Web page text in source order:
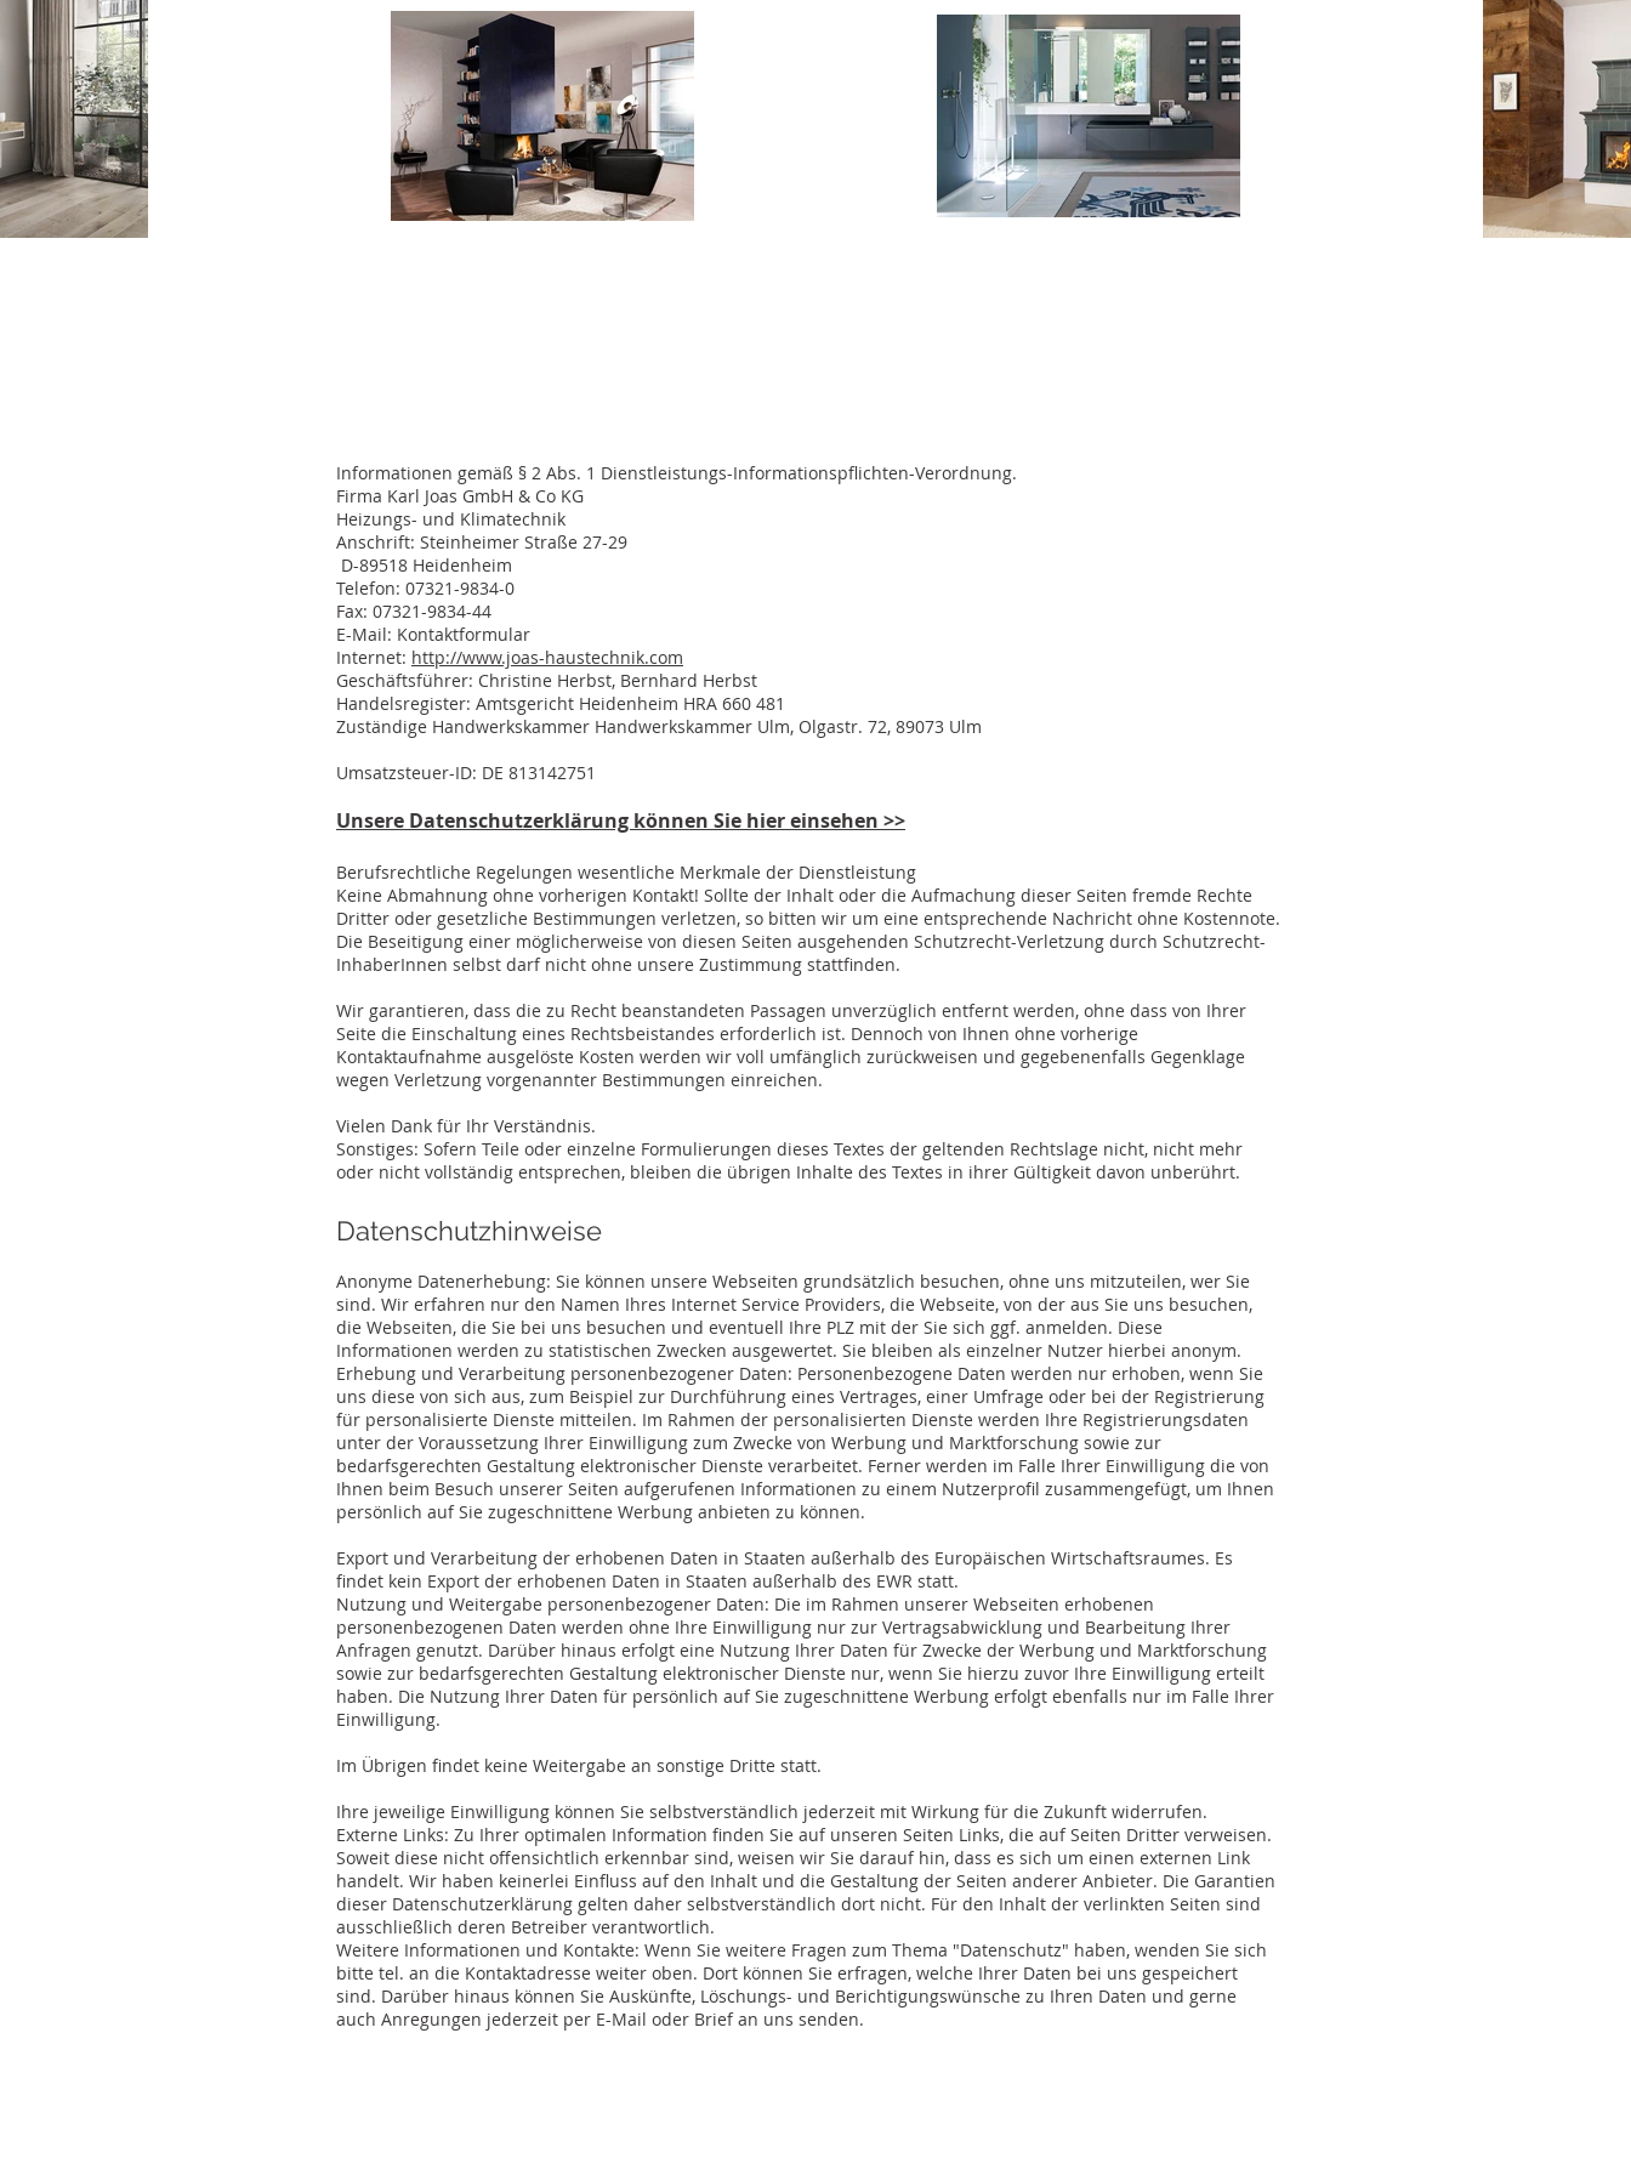
Informationen gemäß § 2 Abs. 1 Dienstleistungs-Informationspflichten-Verordnung.
Firma Karl Joas GmbH & Co KG
Heizungs- und Klimatechnik
Anschrift: Steinheimer Straße 27-29
D-89518 Heidenheim
Telefon: 07321-9834-0
Fax: 07321-9834-44
E-Mail: Kontaktformular
Internet: http://www.joas-haustechnik.com
Geschäftsführer: Christine Herbst, Bernhard Herbst
Handelsregister: Amtsgericht Heidenheim HRA 660 481
Zuständige Handwerkskammer Handwerkskammer Ulm, Olgastr. 72, 89073 Ulm
Umsatzsteuer-ID: DE 813142751
Unsere Datenschutzerklärung können Sie hier einsehen >>
Berufsrechtliche Regelungen wesentliche Merkmale der Dienstleistung
Keine Abmahnung ohne vorherigen Kontakt! Sollte der Inhalt oder die Aufmachung dieser Seiten fremde Rechte
Dritter oder gesetzliche Bestimmungen verletzen, so bitten wir um eine entsprechende Nachricht ohne Kostennote.
Die Beseitigung einer möglicherweise von diesen Seiten ausgehenden Schutzrecht-Verletzung durch Schutzrecht-
InhaberInnen selbst darf nicht ohne unsere Zustimmung stattfinden.
Wir garantieren, dass die zu Recht beanstandeten Passagen unverzüglich entfernt werden, ohne dass von Ihrer
Seite die Einschaltung eines Rechtsbeistandes erforderlich ist. Dennoch von Ihnen ohne vorherige
Kontaktaufnahme ausgelöste Kosten werden wir voll umfänglich zurückweisen und gegebenenfalls Gegenklage
wegen Verletzung vorgenannter Bestimmungen einreichen.
Vielen Dank für Ihr Verständnis.
Sonstiges: Sofern Teile oder einzelne Formulierungen dieses Textes der geltenden Rechtslage nicht, nicht mehr
oder nicht vollständig entsprechen, bleiben die übrigen Inhalte des Textes in ihrer Gültigkeit davon unberührt.
Datenschutzhinweise
Anonyme Datenerhebung: Sie können unsere Webseiten grundsätzlich besuchen, ohne uns mitzuteilen, wer Sie
sind. Wir erfahren nur den Namen Ihres Internet Service Providers, die Webseite, von der aus Sie uns besuchen,
die Webseiten, die Sie bei uns besuchen und eventuell Ihre PLZ mit der Sie sich ggf. anmelden. Diese
Informationen werden zu statistischen Zwecken ausgewertet. Sie bleiben als einzelner Nutzer hierbei anonym.
Erhebung und Verarbeitung personenbezogener Daten: Personenbezogene Daten werden nur erhoben, wenn Sie
uns diese von sich aus, zum Beispiel zur Durchführung eines Vertrages, einer Umfrage oder bei der Registrierung
für personalisierte Dienste mitteilen. Im Rahmen der personalisierten Dienste werden Ihre Registrierungsdaten
unter der Voraussetzung Ihrer Einwilligung zum Zwecke von Werbung und Marktforschung sowie zur
bedarfsgerechten Gestaltung elektronischer Dienste verarbeitet. Ferner werden im Falle Ihrer Einwilligung die von
Ihnen beim Besuch unserer Seiten aufgerufenen Informationen zu einem Nutzerprofil zusammengefügt, um Ihnen
persönlich auf Sie zugeschnittene Werbung anbieten zu können.
Export und Verarbeitung der erhobenen Daten in Staaten außerhalb des Europäischen Wirtschaftsraumes. Es
findet kein Export der erhobenen Daten in Staaten außerhalb des EWR statt.
Nutzung und Weitergabe personenbezogener Daten: Die im Rahmen unserer Webseiten erhobenen
personenbezogenen Daten werden ohne Ihre Einwilligung nur zur Vertragsabwicklung und Bearbeitung Ihrer
Anfragen genutzt. Darüber hinaus erfolgt eine Nutzung Ihrer Daten für Zwecke der Werbung und Marktforschung
sowie zur bedarfsgerechten Gestaltung elektronischer Dienste nur, wenn Sie hierzu zuvor Ihre Einwilligung erteilt
haben. Die Nutzung Ihrer Daten für persönlich auf Sie zugeschnittene Werbung erfolgt ebenfalls nur im Falle Ihrer
Einwilligung.
Im Übrigen findet keine Weitergabe an sonstige Dritte statt.
Ihre jeweilige Einwilligung können Sie selbstverständlich jederzeit mit Wirkung für die Zukunft widerrufen.
Externe Links: Zu Ihrer optimalen Information finden Sie auf unseren Seiten Links, die auf Seiten Dritter verweisen.
Soweit diese nicht offensichtlich erkennbar sind, weisen wir Sie darauf hin, dass es sich um einen externen Link
handelt. Wir haben keinerlei Einfluss auf den Inhalt und die Gestaltung der Seiten anderer Anbieter. Die Garantien
dieser Datenschutzerklärung gelten daher selbstverständlich dort nicht. Für den Inhalt der verlinkten Seiten sind
ausschließlich deren Betreiber verantwortlich.
Weitere Informationen und Kontakte: Wenn Sie weitere Fragen zum Thema "Datenschutz" haben, wenden Sie sich
bitte tel. an die Kontaktadresse weiter oben. Dort können Sie erfragen, welche Ihrer Daten bei uns gespeichert
sind. Darüber hinaus können Sie Auskünfte, Löschungs- und Berichtigungswünsche zu Ihren Daten und gerne
auch Anregungen jederzeit per E-Mail oder Brief an uns senden.